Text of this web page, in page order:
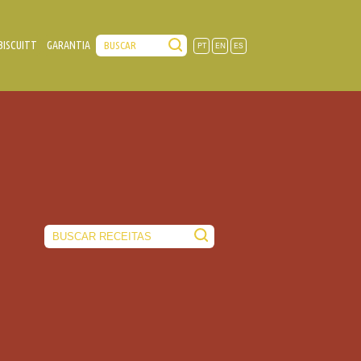
GARANTIA PT EN ES